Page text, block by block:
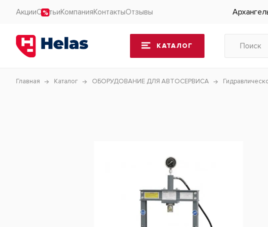
АкцииСтатьиКомпанияКонтактыОтзывы
КАТАЛОГ
Главная Каталог ОБОРУДОВАНИЕ ДЛЯ АВТОСЕРВИСА